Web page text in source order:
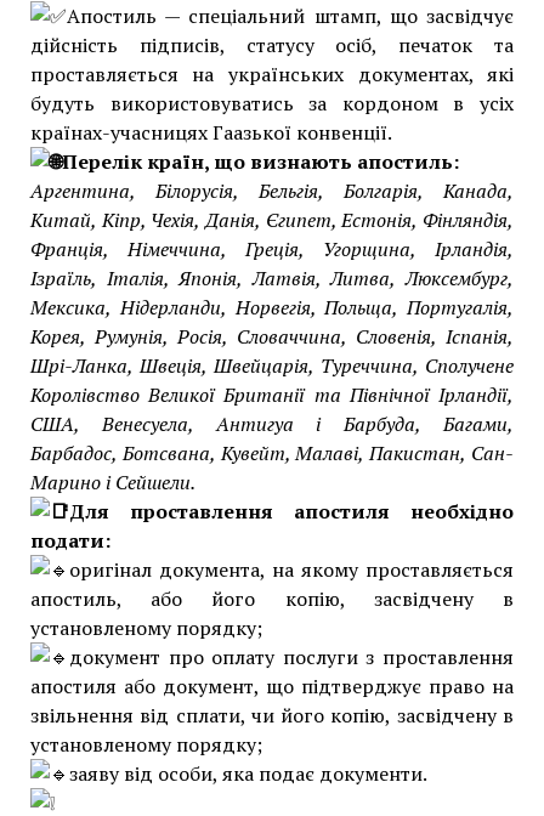
Апостиль — спеціальний штамп, що засвідчує
дійсність підписів, статусу осіб, печаток та
проставляється на українських документах, які
будуть використовуватись за кордоном в усіх
країнах-учасницях Гаазької конвенції.
Перелік країн, що визнають апостиль:
Аргентина, Білорусія, Бельгія, Болгарія, Канада,
Китай, Кіпр, Чехія, Данія, Єгипет, Естонія, Фінляндія,
Франція, Німеччина, Греція, Угорщина, Ірландія,
Ізраїль, Італія, Японія, Латвія, Литва, Люксембург,
Мексика, Нідерланди, Норвегія, Польща, Португалія,
Корея, Румунія, Росія, Словаччина, Словенія, Іспанія,
Шрі-Ланка, Швеція, Швейцарія, Туреччина, Сполучене
Королівство Великої Британії та Північної Ірландії,
США, Венесуела, Антигуа і Барбуда, Багами,
Барбадос, Ботсвана, Кувейт, Малаві, Пакистан, Сан-
Марино і Сейшели.
Для проставлення апостиля необхідно
подати:
оригінал документа, на якому проставляється
апостиль, або його копію, засвідчену в
установленому порядку;
документ про оплату послуги з проставлення
апостиля або документ, що підтверджує право на
звільнення від сплати, чи його копію, засвідчену в
установленому порядку;
заяву від особи, яка подає документи.